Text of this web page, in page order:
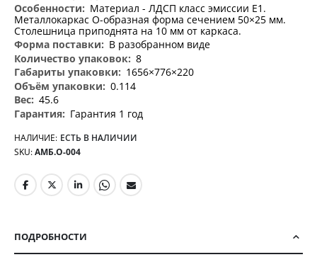
Материал - ЛДСП класс эмиссии Е1.
Металлокаркас О-образная форма сечением 50×25 мм.
Столешница приподнята на 10 мм от каркаса.
В разобранном виде
8
1656×776×220
0.114
45.6
Гарантия 1 год
НАЛИЧИЕ: ЕСТЬ В НАЛИЧИИ
SKU АМБ.О-004
ПОДРОБНОСТИ